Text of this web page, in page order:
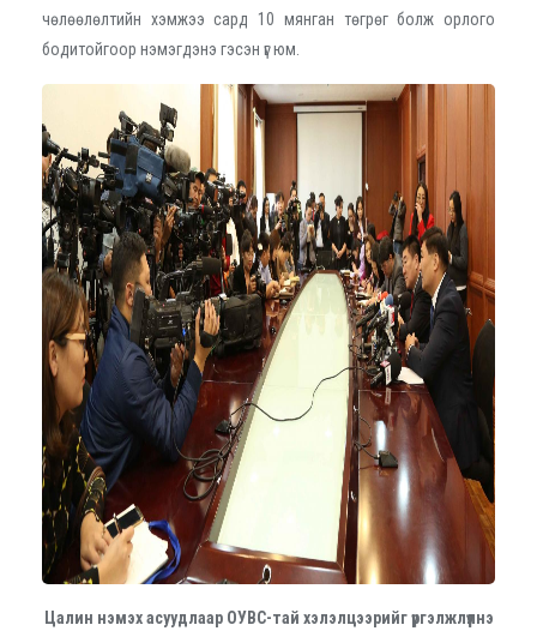
чөлөөлөлтийн хэмжээ сард 10 мянган төгрөг болж орлого
бодитойгоор нэмэгдэнэ гэсэн үг юм.
Цалин нэмэх асуудлаар ОУВС-тай хэлэлцээрийг үргэлжлүүлнэ